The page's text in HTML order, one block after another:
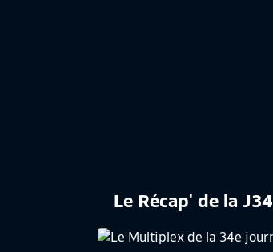
Le Récap' de la J34